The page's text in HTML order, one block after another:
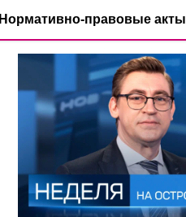
Нормативно-правовые акты